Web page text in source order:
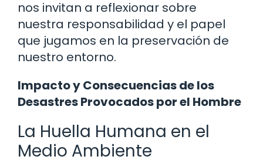
nos invitan a reflexionar sobre
nuestra responsabilidad y el papel
que jugamos en la preservación de
nuestro entorno.
Impacto y Consecuencias de los
Desastres Provocados por el Hombre
La Huella Humana en el
Medio Ambiente